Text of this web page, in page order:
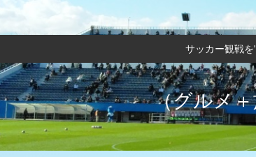
サッカー観戦を
（グルメ